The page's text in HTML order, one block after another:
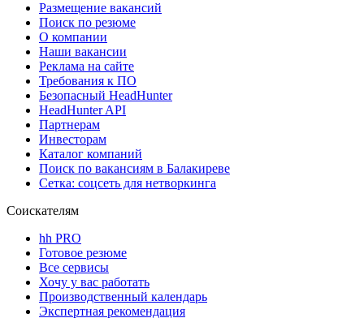
Размещение вакансий
Поиск по резюме
О компании
Наши вакансии
Реклама на сайте
Требования к ПО
Безопасный HeadHunter
HeadHunter API
Партнерам
Инвесторам
Каталог компаний
Поиск по вакансиям в Балакиреве
Сетка: соцсеть для нетворкинга
Соискателям
hh PRO
Готовое резюме
Все сервисы
Хочу у вас работать
Производственный календарь
Экспертная рекомендация